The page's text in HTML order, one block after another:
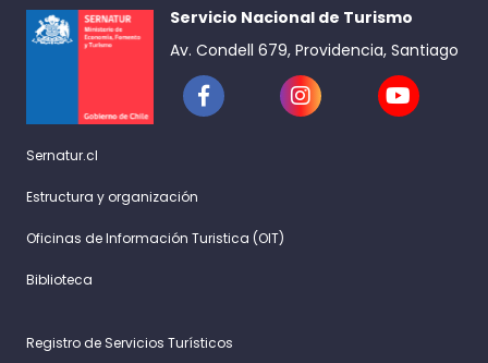
Servicio Nacional de Turismo
Av. Condell 679, Providencia, Santiago
Sernatur.cl
Estructura y organización
Oficinas de Información Turistica (OIT)
Biblioteca
Registro de Servicios Turísticos